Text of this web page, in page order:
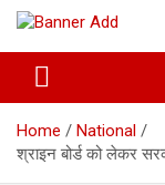
Home
National
श्राइन बोर्ड को लेकर